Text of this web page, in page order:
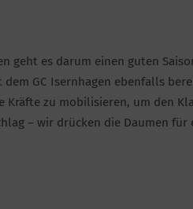
geht es darum einen guten
GC Isernhagen ebenfalls
zu mobilisieren, um den
– wir drücken die Daumen für